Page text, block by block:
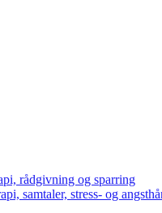
rådgivning og sparring
samtaler, stress- og